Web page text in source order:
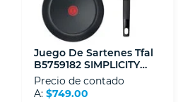
Juego De Sartenes Tfal
B5759182 SIMPLICITY
20/24 CM
Precio de contado
A: $749.00